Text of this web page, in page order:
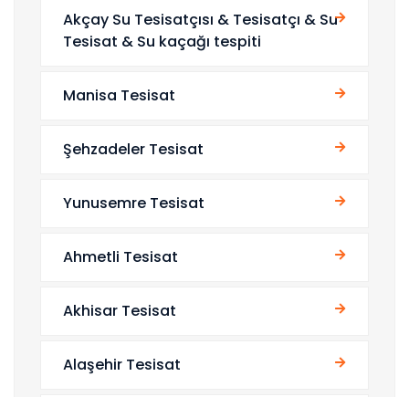
Akçay Su Tesisatçısı & Tesisatçı & Su
Tesisat & Su kaçağı tespiti
Manisa Tesisat
Şehzadeler Tesisat
Yunusemre Tesisat
Ahmetli Tesisat
Akhisar Tesisat
Alaşehir Tesisat